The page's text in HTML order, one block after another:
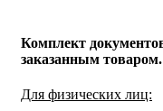
Комплект
заказанным товаром.
Для физических лиц: